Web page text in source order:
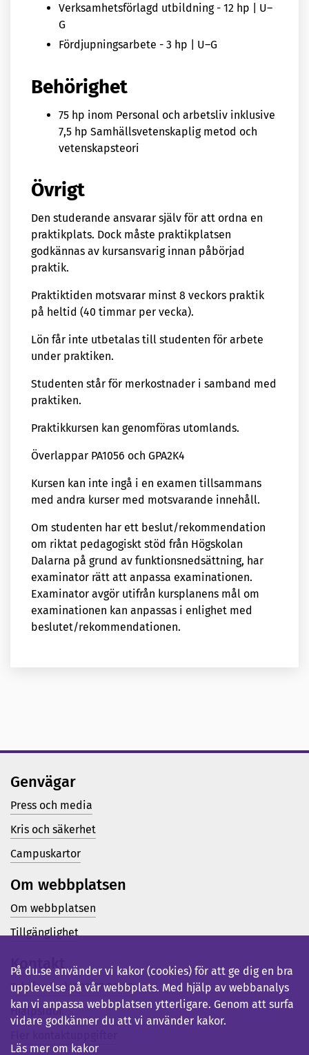
Verksamhetsförlagd utbildning - 12 hp | U–
G
Fördjupningsarbete - 3 hp | U–G
Behörighet
75 hp inom Personal och arbetsliv inklusive
7,5 hp Samhällsvetenskaplig metod och
vetenskapsteori
Övrigt
Den studerande ansvarar själv för att ordna en
praktikplats. Dock måste praktikplatsen
godkännas av kursansvarig innan påbörjad
praktik.
Praktiktiden motsvarar minst 8 veckors praktik
på heltid (40 timmar per vecka).
Lön får inte utbetalas till studenten för arbete
under praktiken.
Studenten står för merkostnader i samband med
praktiken.
Praktikkursen kan genomföras utomlands.
Överlappar PA1056 och GPA2K4
Kursen kan inte ingå i en examen tillsammans
med andra kurser med motsvarande innehåll.
Om studenten har ett beslut/rekommendation
om riktat pedagogiskt stöd från Högskolan
Dalarna på grund av funktionsnedsättning, har
examinator rätt att anpassa examinationen.
Examinator avgör utifrån kursplanens mål om
examinationen kan anpassas i enlighet med
beslutet/rekommendationen.
Genvägar
Press och media
Kris och säkerhet
Campuskartor
Om webbplatsen
Om webbplatsen
Tillgänglighet
Kontakt
Telefon (vx): 023-77 80 00
Hjälpsidor
På du.se använder vi kakor (cookies) för att ge dig en bra
upplevelse på vår webbplats. Med hjälp av webbanalys
kan vi anpassa webbplatsen ytterligare. Genom att surfa
vidare godkänner du att vi använder kakor.
Läs mer om kakor